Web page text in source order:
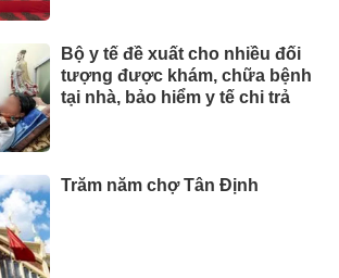
Bộ y tế đề xuất cho nhiều đối
tượng được khám, chữa bệnh
tại nhà, bảo hiểm y tế chi trả
Trăm năm chợ Tân Định